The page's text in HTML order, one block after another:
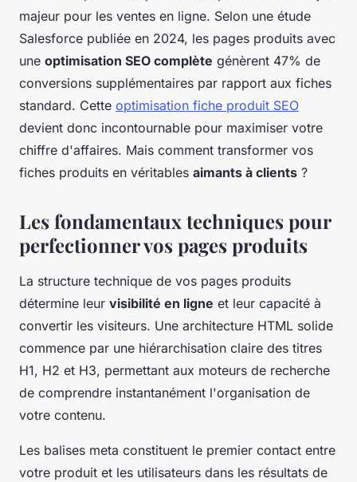
majeur pour les ventes en ligne. Selon une étude
Salesforce publiée en 2024, les pages produits avec
une optimisation SEO complète génèrent 47% de
conversions supplémentaires par rapport aux fiches
standard. Cette optimisation fiche produit SEO
devient donc incontournable pour maximiser votre
chiffre d'affaires. Mais comment transformer vos
fiches produits en véritables aimants à clients ?
Les fondamentaux techniques pour
perfectionner vos pages produits
La structure technique de vos pages produits
détermine leur visibilité en ligne et leur capacité à
convertir les visiteurs. Une architecture HTML solide
commence par une hiérarchisation claire des titres
H1, H2 et H3, permettant aux moteurs de recherche
de comprendre instantanément l'organisation de
votre contenu.
Les balises meta constituent le premier contact entre
votre produit et les utilisateurs dans les résultats de